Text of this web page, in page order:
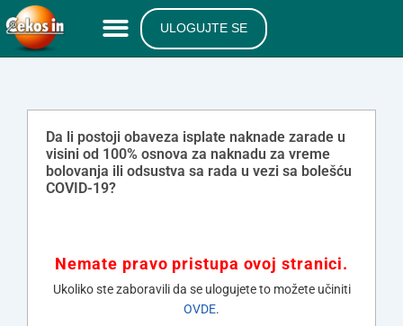
ULOGUJTE SE
Da li postoji obaveza isplate naknade zarade u
visini od 100% osnova za naknadu za vreme
bolovanja ili odsustva sa rada u vezi sa bolešću
COVID-19?
Nemate pravo pristupa ovoj stranici.
Ukoliko ste zaboravili da se ulogujete to možete učiniti
OVDE.